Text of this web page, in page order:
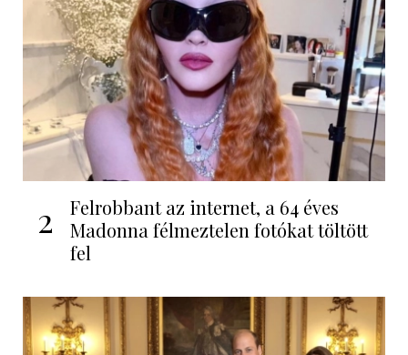
2
Felrobbant az internet, a 64 éves
Madonna félmeztelen fotókat töltött
fel